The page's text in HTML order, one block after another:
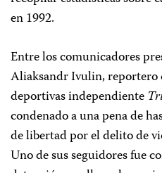
en 1992.
Entre los comunicadores
Aliaksandr Ivulin, reportero
deportivas independiente
condenado a una pena de
de libertad por el delito de
Uno de sus seguidores fue